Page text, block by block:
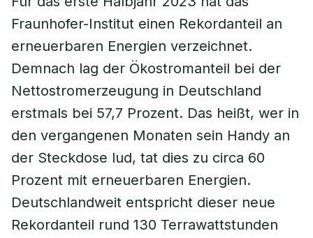
Fraunhofer-Institut einen Rekordanteil an
erneuerbaren Energien verzeichnet.
Demnach lag der Ökostromanteil bei der
Nettostromerzeugung in Deutschland
erstmals bei 57,7 Prozent. Das heißt, wer in
den vergangenen Monaten sein Handy an
der Steckdose lud, tat dies zu circa 60
Prozent mit erneuerbaren Energien.
Deutschlandweit entspricht dieser neue
Rekordanteil rund 130 Terrawattstunden